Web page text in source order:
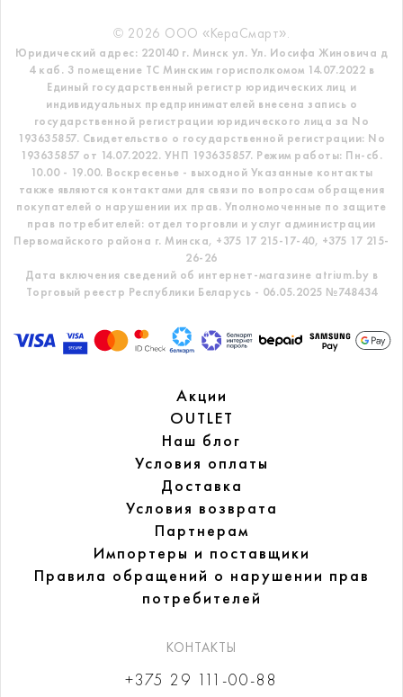
© 2026 ООО «КераСмарт».
Юридический адрес: 220140 г. Минск ул. Ул. Иосифа Жиновича д
4 каб. 3 помещение ТС Минским горисполкомом 14.07.2022 в
Единый государственный регистр юридических лиц и
индивидуальных предпринимателей внесена запись о
государственной регистрации юридического лица за No
193635857. Свидетельство о государственной регистрации: No
193635857 от 14.07.2022. УНП 193635857. Режим работы: Пн-сб.
10.00 - 19.00. Воскресенье - выходной Указанные контакты
также являются контактами для связи по вопросам обращения
покупателей о нарушении их прав. Уполномоченные по защите
прав потребителей: отдел торговли и услуг администрации
Первомайского района г. Минска, +375 17 215-17-40, +375 17 215-
26-26
Дата включения сведений об интернет-магазине atrium.by в
Торговый реестр Республики Беларусь - 06.05.2025 №748434
Акции
OUTLET
Наш блог
Условия оплаты
Доставка
Условия возврата
Партнерам
Импортеры и поставщики
Правила обращений о нарушении прав
потребителей
КОНТАКТЫ
+375 29 111-00-88